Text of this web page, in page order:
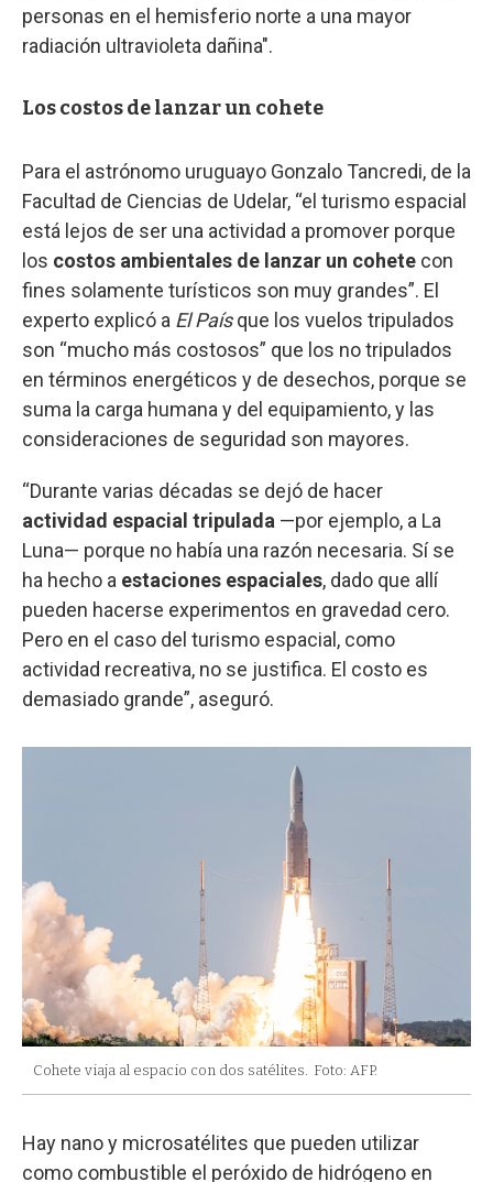
personas en el hemisferio norte a una mayor
radiación ultravioleta dañina".
Los costos de lanzar un cohete
Para el astrónomo uruguayo Gonzalo Tancredi, de la
Facultad de Ciencias de Udelar, “el turismo espacial
está lejos de ser una actividad a promover porque
los costos ambientales de lanzar un cohete con
fines solamente turísticos son muy grandes”. El
experto explicó a El Paísque los vuelos tripulados
son “mucho más costosos” que los no tripulados
en términos energéticos y de desechos, porque se
suma la carga humana y del equipamiento, y las
consideraciones de seguridad son mayores.
“Durante varias décadas se dejó de hacer
actividad espacial tripulada —por ejemplo, a La
Luna— porque no había una razón necesaria. Sí se
ha hecho a estaciones espaciales, dado que allí
pueden hacerse experimentos en gravedad cero.
Pero en el caso del turismo espacial, como
actividad recreativa, no se justifica. El costo es
demasiado grande”, aseguró.
Cohete viaja al espacio con dos satélites. Foto: AFP.
Hay nano y microsatélites que pueden utilizar
como combustible el peróxido de hidrógeno en